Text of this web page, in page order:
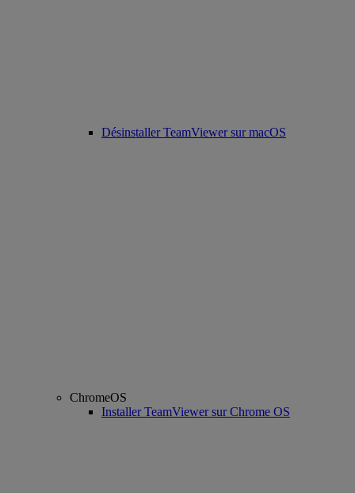
Désinstaller TeamViewer sur macOS
ChromeOS
Installer TeamViewer sur Chrome OS